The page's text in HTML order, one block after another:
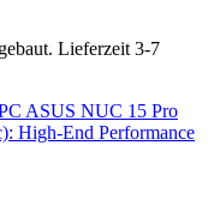
Lieferzeit 3-7
ASUS NUC 15 Pro
High-End Performance